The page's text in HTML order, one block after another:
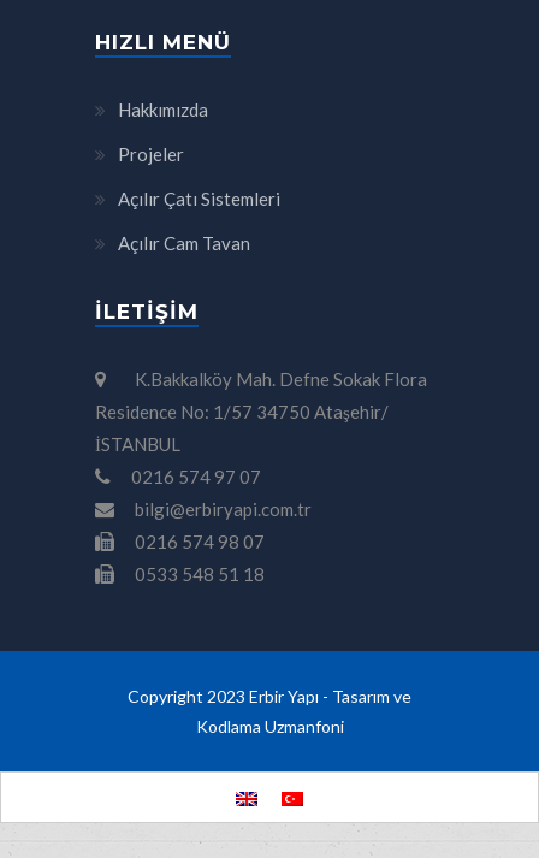
HIZLI MENÜ
Hakkımızda
Projeler
Açılır Çatı Sistemleri
Açılır Cam Tavan
İLETIŞIM
K.Bakkalköy Mah. Defne Sokak Flora
Residence No: 1/57 34750 Ataşehir/
İSTANBUL
0216 574 97 07
bilgi@erbiryapi.com.tr
0216 574 98 07
0533 548 51 18
Copyright 2023 Erbir Yapı - Tasarım ve
Kodlama Uzmanfoni